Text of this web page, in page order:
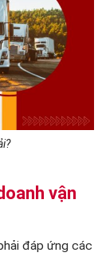
vận
đáp ứng các